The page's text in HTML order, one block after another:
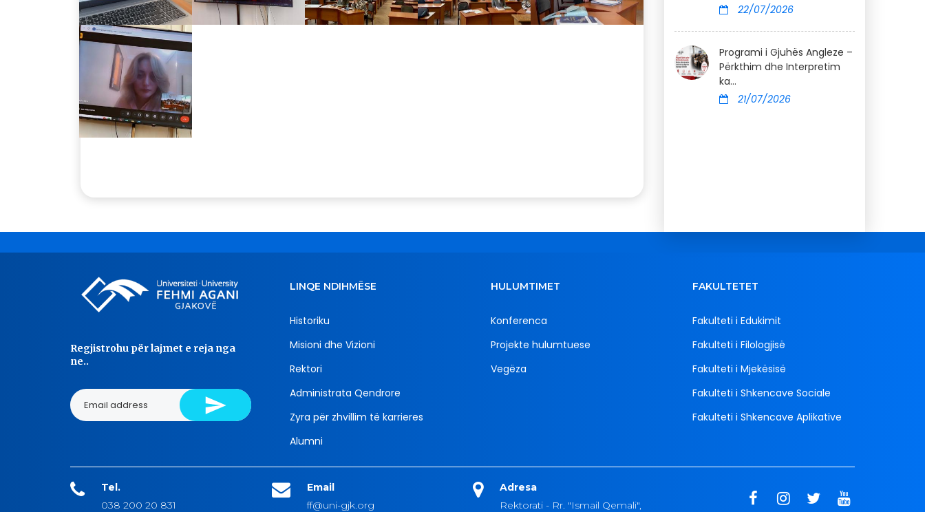
22/07/2026
Programi i Gjuhës Angleze –
Përkthim dhe Interpretim
ka...
21/07/2026
Regjistrohu për lajmet e reja nga
ne..
LINQE NDIHMËSE
Historiku
Misioni dhe Vizioni
Rektori
Administrata Qendrore
Zyra për zhvillim të karrieres
Alumni
HULUMTIMET
Konferenca
Projekte hulumtuese
Vegëza
FAKULTETET
Fakulteti i Edukimit
Fakulteti i Filologjisë
Fakulteti i Mjekësisë
Fakulteti i Shkencave Sociale
Fakulteti i Shkencave Aplikative
Tel.
038 200 20 831
Email
ff@uni-gjk.org
Adresa
Rektorati - Rr. "Ismail Qemali",